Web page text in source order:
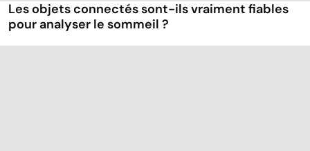
Les objets connectés sont-ils vraiment fiables
pour analyser le sommeil ?